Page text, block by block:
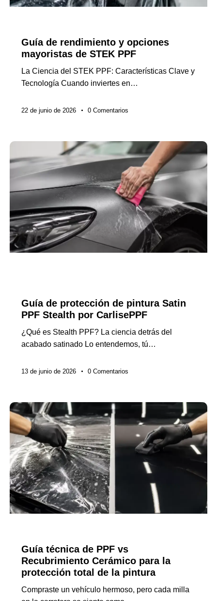
Guía de rendimiento y opciones
mayoristas de STEK PPF
La Ciencia del STEK PPF: Características Clave y
Tecnología Cuando inviertes en…
22 de junio de 2026 0 Comentarios
Guía de protección de pintura Satin
PPF Stealth por CarlisePPF
¿Qué es Stealth PPF? La ciencia detrás del
acabado satinado Lo entendemos, tú…
13 de junio de 2026 0 Comentarios
Guía técnica de PPF vs
Recubrimiento Cerámico para la
protección total de la pintura
Compraste un vehículo hermoso, pero cada milla